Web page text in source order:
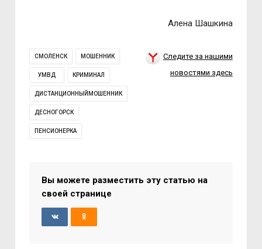
Алена Шашкина
СМОЛЕНСК МОШЕННИК
УМВД КРИМИНАЛ
ДИСТАНЦИОННЫЙМОШЕННИК
ДЕСНОГОРСК
ПЕНСИОНЕРКА
Следите за нашими
новостями здесь
Вы можете разместить эту статью на
своей странице